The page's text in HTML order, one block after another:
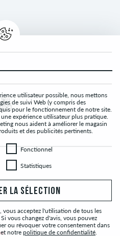
utilisateur possible, nous mettons
de suivi Web (y compris des
pour le fonctionnement de notre site.
expérience utilisateur plus pratique.
nous aident à améliorer le magasin
et des publicités pertinents.
Fonctionnel
Fonctionnel
Statistiques
Statistiques
LA SÉLECTION
vous acceptez l'utilisation de tous les
vous changez d'avis, vous pouvez
ou révoquer votre consentement dans
notre politique de confidentialité.